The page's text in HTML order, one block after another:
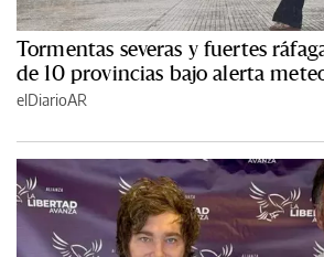
Tormentas severas y fuertes
de 10 provincias bajo alerta
elDiarioAR